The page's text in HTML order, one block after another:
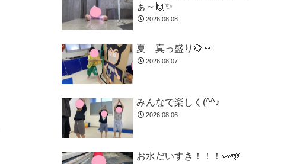
ぁ～🙌✨
2026.08.08
夏 真っ盛り🌻🌞
2026.08.07
みんなで楽しく(^^♪
2026.08.06
お水だいすき！！！👀🩵